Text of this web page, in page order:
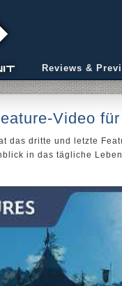
Reviews &
Video
das dritte und letzte
in das tägliche